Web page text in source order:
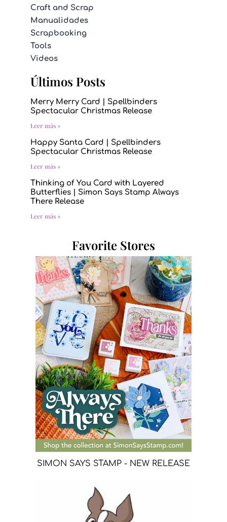
Craft and Scrap
Manualidades
Scrapbooking
Tools
Videos
Últimos Posts
Merry Merry Card | Spellbinders
Spectacular Christmas Release
Leer más »
Happy Santa Card | Spellbinders
Spectacular Christmas Release
Leer más »
Thinking of You Card with Layered
Butterflies | Simon Says Stamp Always
There Release
Leer más »
Favorite Stores
SIMON SAYS STAMP - NEW RELEASE